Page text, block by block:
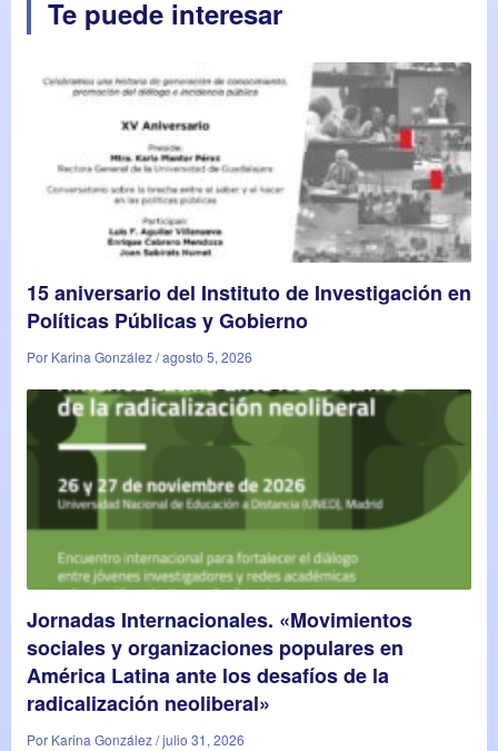
Te puede interesar
15 aniversario del Instituto de Investigación en
Políticas Públicas y Gobierno
Por Karina González / agosto 5, 2026
Jornadas Internacionales. «Movimientos
sociales y organizaciones populares en
América Latina ante los desafíos de la
radicalización neoliberal»
Por Karina González / julio 31, 2026